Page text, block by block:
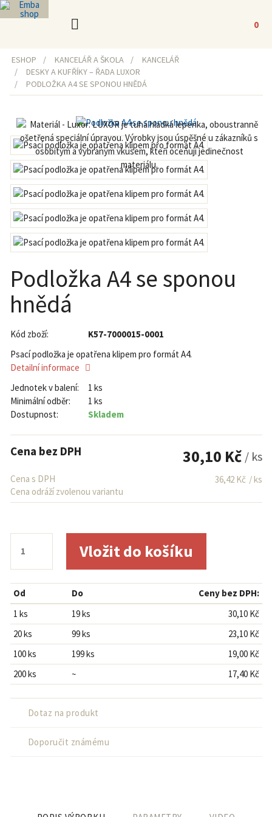
0
ESHOP KANCELÁŘ A ŠKOLA
KANCELÁŘ
DESKY A KUFŘÍKY – ŘADA LUXOR
PODLOŽKA A4 SE SPONOU HNĚDÁ
Podložka A4 se sponou
hnědá
Kód zboží:
K57-7000015-0001
Psací podložka je opatřena klipem pro formát A4.
Detailní informace
Jednotek v balení:
1 ks
Minimální odběr:
1 ks
Dostupnost:
Skladem
/ ks
30,10 Kč
Cena bez DPH
/ ks
36,42 Kč
Cena s DPH
Cena odráží zvolenou variantu
Od Do
Ceny bez DPH:
1 ks
19 ks
30,10 Kč
20 ks
99 ks
23,10 Kč
100 ks
199 ks
19,00 Kč
200 ks
~ 17,40 Kč
Dotaz na produkt
Doporučit známému